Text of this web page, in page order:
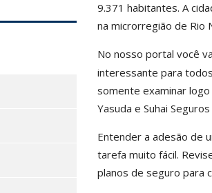
9.371 habitantes. A
na microrregião de Rio
No nosso portal você
interessante para
somente examinar
Yasuda e Suhai
Entender a adesão de
tarefa muito fácil.
planos de seguro para